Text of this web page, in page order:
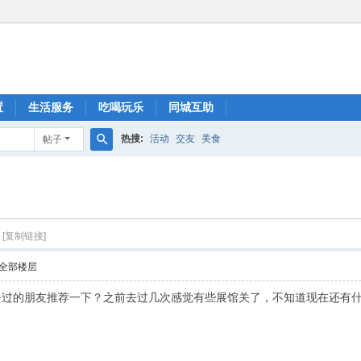
生活服务 吃喝玩乐 同城互助
帖子 热搜: 活动 交友 美食
[复制链接]
部楼层
的朋友推荐一下？之前去过几次感觉有些展馆关了，不知道现在还有